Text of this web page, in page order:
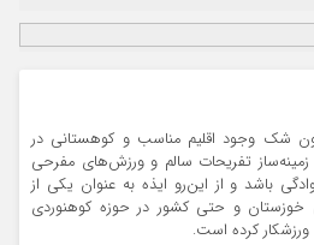
شک وجود اقلیم مناسب و کوهستانی در
تفریحات سالم و ورزش‌های مفرحی
باشد و از این‌رو ایذه به عنوان یکی از
خوزستان و حتی کشور در حوزه کوهنوردی
کرده است.